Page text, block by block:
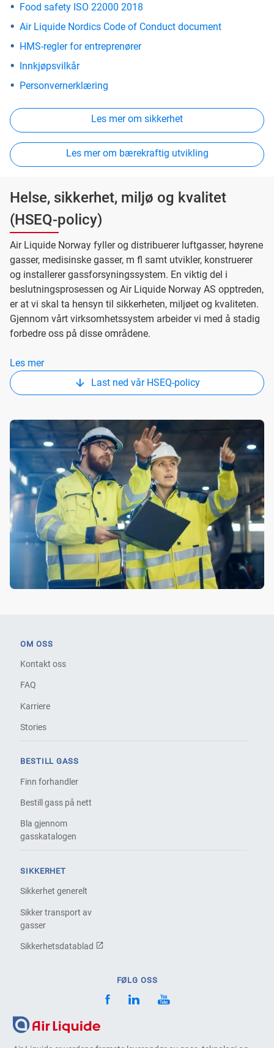
Food safety ISO 22000 2018
Air Liquide Nordics Code of Conduct document
HMS-regler for entreprenører
Innkjøpsvilkår
Personvernerklæring
Les mer om sikkerhet
Les mer om bærekraftig utvikling
Helse, sikkerhet, miljø og kvalitet
(HSEQ-policy)
Air Liquide Norway fyller og distribuerer luftgasser, høyrene
gasser, medisinske gasser, m fl samt utvikler, konstruerer
og installerer gassforsyningssystem. En viktig del i
beslutningsprosessen og Air Liquide Norway AS opptreden,
er at vi skal ta hensyn til sikkerheten, miljøet og kvaliteten.
Gjennom vårt virksomhetssystem arbeider vi med å stadig
forbedre oss på disse områdene.
Les mer
Last ned vår HSEQ-policy
OM OSS
Kontakt oss
FAQ
Karriere
Stories
BESTILL GASS
Finn forhandler
Bestill gass på nett
Bla gjennom
gasskatalogen
SIKKERHET
Sikkerhet generelt
Sikker transport av
gasser
Sikkerhetsdatablad
FØLG OSS